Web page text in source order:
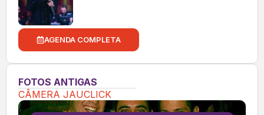
AGENDA COMPLETA
FOTOS ANTIGAS
CÂMERA JAUCLICK